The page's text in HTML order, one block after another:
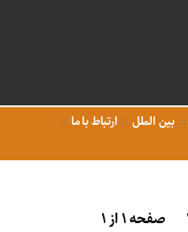
بین الملل
ارتباط با ما
صفحه ۱ از ۱